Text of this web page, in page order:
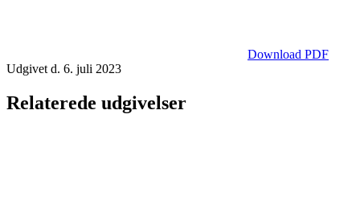
Download PDF
Udgivet d. 6. juli 2023
Relaterede udgivelser